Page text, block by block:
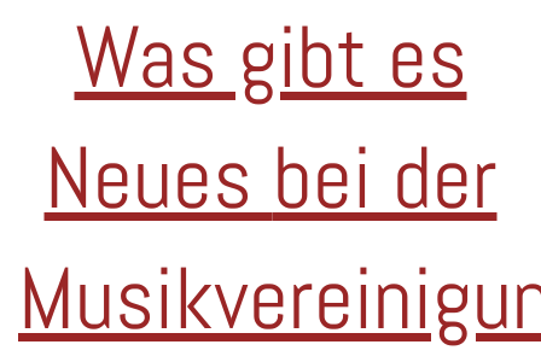
Was gibt es
Neues bei der